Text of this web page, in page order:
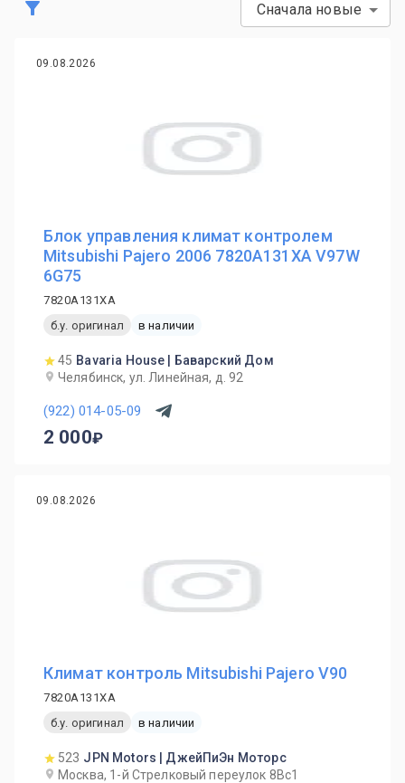
Сначала новые
09.08.2026
Блок управления климат контролем
Mitsubishi Pajero 2006 7820A131XA V97W
6G75
7820A131XA
б.у. оригинал
в наличии
45 Bavaria House | Баварский Дом
Челябинск, ул. Линейная, д. 92
(922) 014-05-09
2 000
09.08.2026
Климат контроль Mitsubishi Pajero V90
7820A131XA
б.у. оригинал
в наличии
523 JPN Motors | ДжейПиЭн Моторс
Москва, 1-й Cтрелковый переулок 8Вс1